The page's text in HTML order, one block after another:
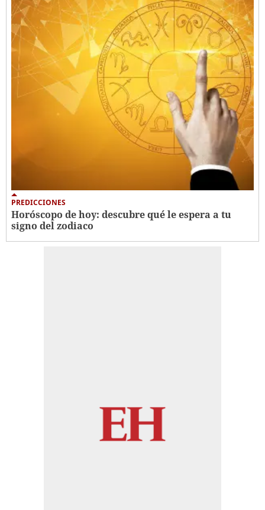
PREDICCIONES
Horóscopo de hoy: descubre qué le espera a tu
signo del zodiaco